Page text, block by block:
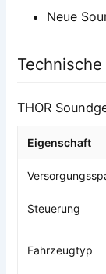
Neue
THOR
Eigenschaft
Steuerung
Fahrzeugtyp